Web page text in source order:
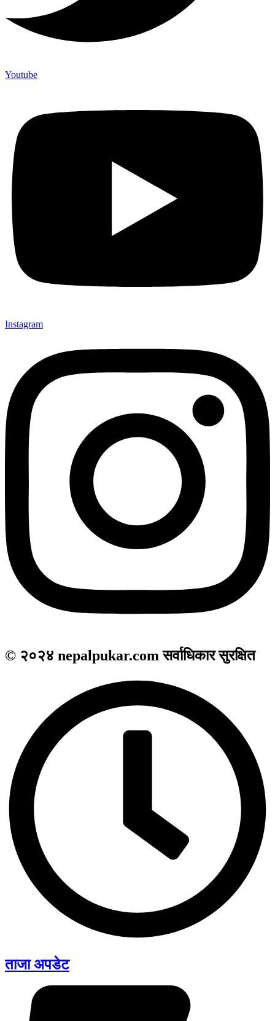
Youtube
Instagram
© २०२४ nepalpukar.com सर्वाधिकार सुरक्षित
ताजा अपडेट